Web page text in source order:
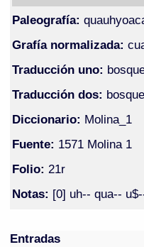
Paleografía:
Grafía normalizada:
Traducción uno:
Traducción dos:
Diccionario: Molina_1
Fuente: 1571 Molina 1
Folio: 21r
Notas: [0] uh-- qua--
Entradas